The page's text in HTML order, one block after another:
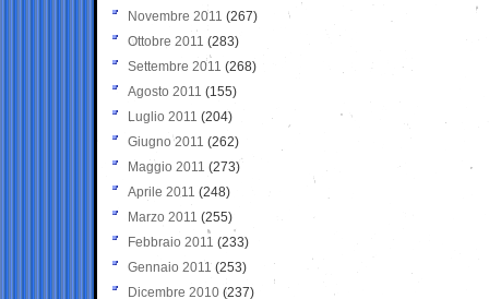
Novembre 2011 (267)
Ottobre 2011 (283)
Settembre 2011 (268)
Agosto 2011 (155)
Luglio 2011 (204)
Giugno 2011 (262)
Maggio 2011 (273)
Aprile 2011 (248)
Marzo 2011 (255)
Febbraio 2011 (233)
Gennaio 2011 (253)
Dicembre 2010 (237)